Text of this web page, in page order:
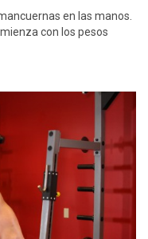
en las manos.
con los pesos